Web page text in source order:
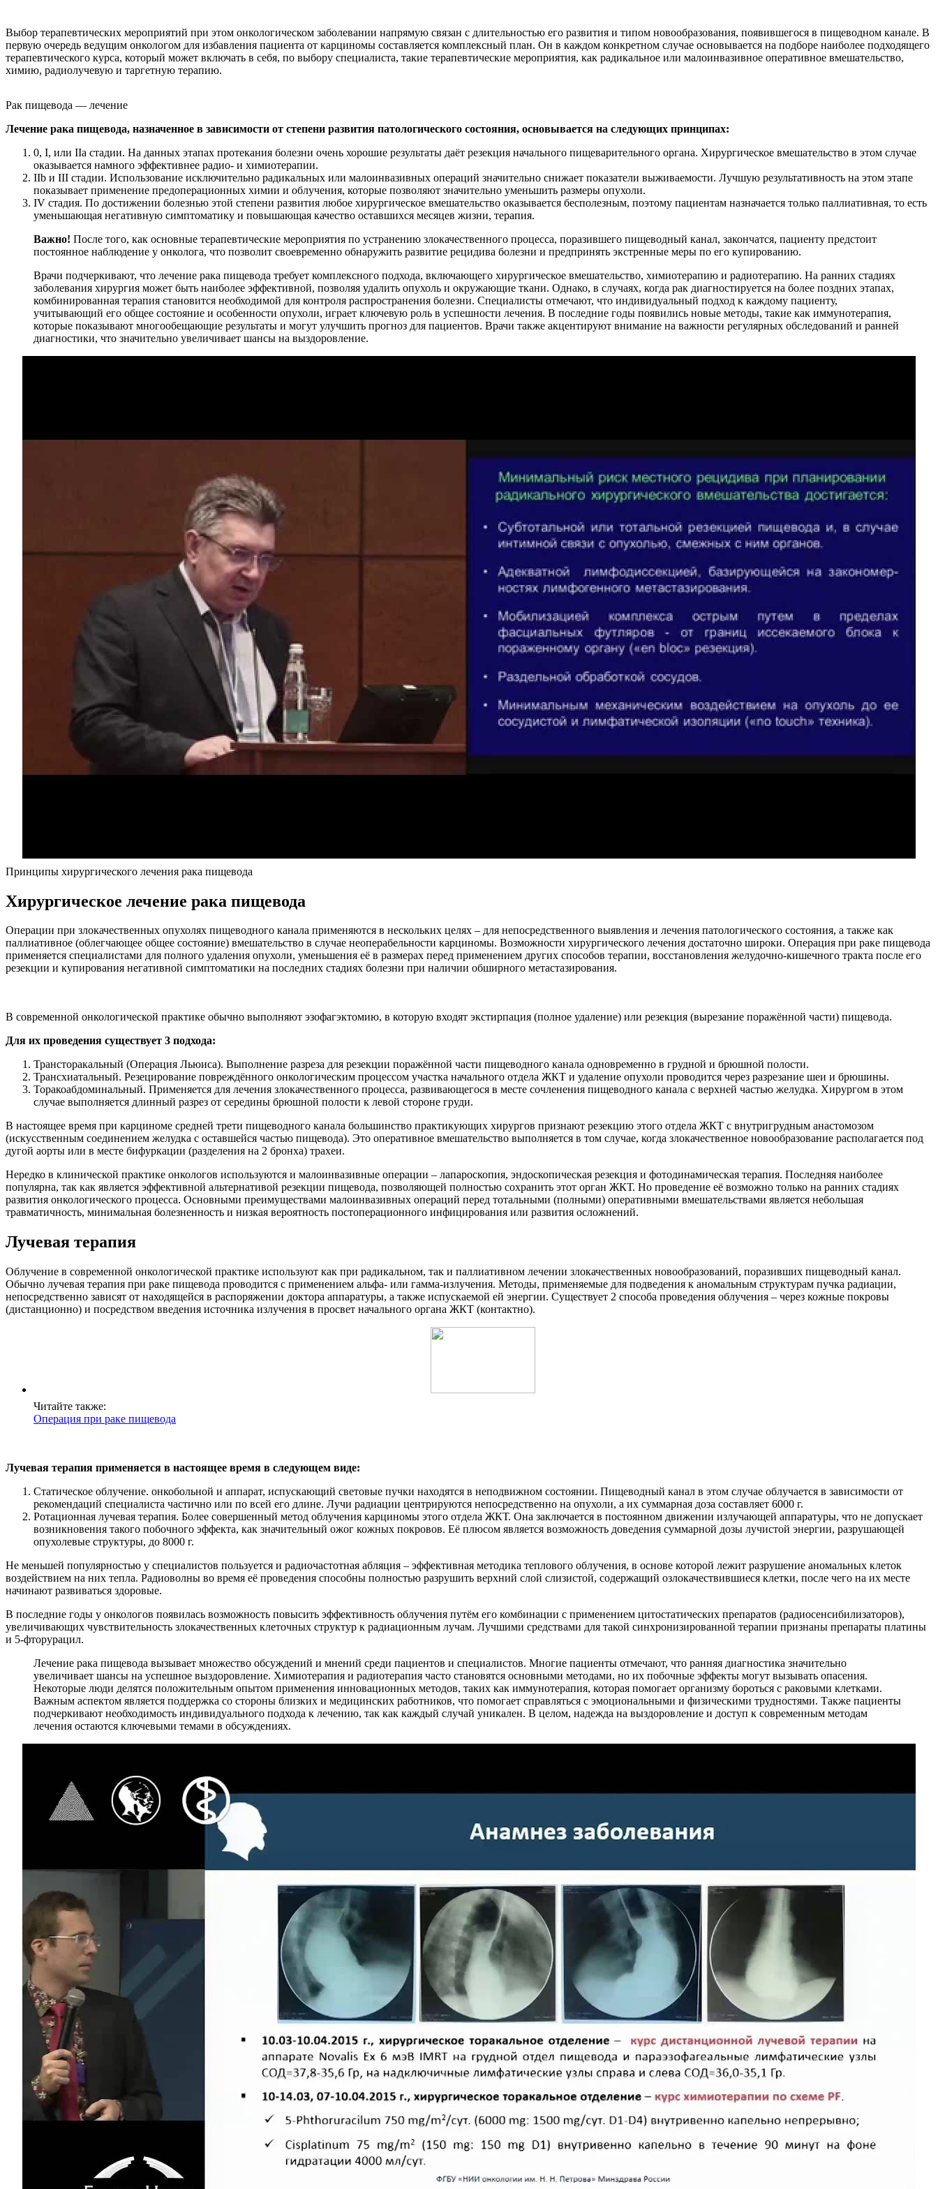
Выбор терапевтических мероприятий при этом онкологическом заболевании напрямую связан с длительностью его развития и типом новообразования, появившегося в пищеводном канале. В
первую очередь ведущим онкологом для избавления пациента от карциномы составляется комплексный план. Он в каждом конкретном случае основывается на подборе наиболее подходящего
терапевтического курса, который может включать в себя, по выбору специалиста, такие терапевтические мероприятия, как радикальное или малоинвазивное оперативное вмешательство,
химию, радиолучевую и таргетную терапию.
Рак пищевода — лечение
Лечение рака пищевода, назначенное в зависимости от степени развития патологического состояния, основывается на следующих принципах:
0, I, или IIa стадии. На данных этапах протекания болезни очень хорошие результаты даёт резекция начального пищеварительного органа. Хирургическое вмешательство в этом случае
оказывается намного эффективнее радио- и химиотерапии.
IIb и III стадии. Использование исключительно радикальных или малоинвазивных операций значительно снижает показатели выживаемости. Лучшую результативность на этом этапе
показывает применение предоперационных химии и облучения, которые позволяют значительно уменьшить размеры опухоли.
IV стадия. По достижении болезнью этой степени развития любое хирургическое вмешательство оказывается бесполезным, поэтому пациентам назначается только паллиативная, то есть
уменьшающая негативную симптоматику и повышающая качество оставшихся месяцев жизни, терапия.
Важно! После того, как основные терапевтические мероприятия по устранению злокачественного процесса, поразившего пищеводный канал, закончатся, пациенту предстоит
постоянное наблюдение у онколога, что позволит своевременно обнаружить развитие рецидива болезни и предпринять экстренные меры по его купированию.
Врачи подчеркивают, что лечение рака пищевода требует комплексного подхода, включающего хирургическое вмешательство, химиотерапию и радиотерапию. На ранних стадиях
заболевания хирургия может быть наиболее эффективной, позволяя удалить опухоль и окружающие ткани. Однако, в случаях, когда рак диагностируется на более поздних этапах,
комбинированная терапия становится необходимой для контроля распространения болезни. Специалисты отмечают, что индивидуальный подход к каждому пациенту,
учитывающий его общее состояние и особенности опухоли, играет ключевую роль в успешности лечения. В последние годы появились новые методы, такие как иммунотерапия,
которые показывают многообещающие результаты и могут улучшить прогноз для пациентов. Врачи также акцентируют внимание на важности регулярных обследований и ранней
диагностики, что значительно увеличивает шансы на выздоровление.
Принципы хирургического лечения рака пищевода
Хирургическое лечение рака пищевода
Операции при злокачественных опухолях пищеводного канала применяются в нескольких целях – для непосредственного выявления и лечения патологического состояния, а также как
паллиативное (облегчающее общее состояние) вмешательство в случае неоперабельности карциномы. Возможности хирургического лечения достаточно широки. Операция при раке пищевода
применяется специалистами для полного удаления опухоли, уменьшения её в размерах перед применением других способов терапии, восстановления желудочно-кишечного тракта после его
резекции и купирования негативной симптоматики на последних стадиях болезни при наличии обширного метастазирования.
В современной онкологической практике обычно выполняют эзофагэктомию, в которую входят экстирпация (полное удаление) или резекция (вырезание поражённой части) пищевода.
Для их проведения существует 3 подхода:
Трансторакальный (Операция Льюиса). Выполнение разреза для резекции поражённой части пищеводного канала одновременно в грудной и брюшной полости.
Трансхиатальный. Резецирование повреждённого онкологическим процессом участка начального отдела ЖКТ и удаление опухоли проводится через разрезание шеи и брюшины.
Торакоабдоминальный. Применяется для лечения злокачественного процесса, развивающегося в месте сочленения пищеводного канала с верхней частью желудка. Хирургом в этом
случае выполняется длинный разрез от середины брюшной полости к левой стороне груди.
В настоящее время при карциноме средней трети пищеводного канала большинство практикующих хирургов признают резекцию этого отдела ЖКТ с внутригрудным анастомозом
(искусственным соединением желудка с оставшейся частью пищевода). Это оперативное вмешательство выполняется в том случае, когда злокачественное новообразование располагается под
дугой аорты или в месте бифуркации (разделения на 2 бронха) трахеи.
Нередко в клинической практике онкологов используются и малоинвазивные операции – лапароскопия, эндоскопическая резекция и фотодинамическая терапия. Последняя наиболее
популярна, так как является эффективной альтернативой резекции пищевода, позволяющей полностью сохранить этот орган ЖКТ. Но проведение её возможно только на ранних стадиях
развития онкологического процесса. Основными преимуществами малоинвазивных операций перед тотальными (полными) оперативными вмешательствами является небольшая
травматичность, минимальная болезненность и низкая вероятность постоперационного инфицирования или развития осложнений.
Лучевая терапия
Облучение в современной онкологической практике используют как при радикальном, так и паллиативном лечении злокачественных новообразований, поразивших пищеводный канал.
Обычно лучевая терапия при раке пищевода проводится с применением альфа- или гамма-излучения. Методы, применяемые для подведения к аномальным структурам пучка радиации,
непосредственно зависят от находящейся в распоряжении доктора аппаратуры, а также испускаемой ей энергии. Существует 2 способа проведения облучения – через кожные покровы
(дистанционно) и посредством введения источника излучения в просвет начального органа ЖКТ (контактно).
Читайте также:
Операция при раке пищевода
Лучевая терапия применяется в настоящее время в следующем виде:
Статическое облучение. онкобольной и аппарат, испускающий световые пучки находятся в неподвижном состоянии. Пищеводный канал в этом случае облучается в зависимости от
рекомендаций специалиста частично или по всей его длине. Лучи радиации центрируются непосредственно на опухоли, а их суммарная доза составляет 6000 г.
Ротационная лучевая терапия. Более совершенный метод облучения карциномы этого отдела ЖКТ. Она заключается в постоянном движении излучающей аппаратуры, что не допускает
возникновения такого побочного эффекта, как значительный ожог кожных покровов. Её плюсом является возможность доведения суммарной дозы лучистой энергии, разрушающей
опухолевые структуры, до 8000 г.
Не меньшей популярностью у специалистов пользуется и радиочастотная абляция – эффективная методика теплового облучения, в основе которой лежит разрушение аномальных клеток
воздействием на них тепла. Радиоволны во время её проведения способны полностью разрушить верхний слой слизистой, содержащий озлокачествившиеся клетки, после чего на их месте
начинают развиваться здоровые.
В последние годы у онкологов появилась возможность повысить эффективность облучения путём его комбинации с применением цитостатических препаратов (радиосенсибилизаторов),
увеличивающих чувствительность злокачественных клеточных структур к радиационным лучам. Лучшими средствами для такой синхронизированной терапии признаны препараты платины
и 5-фторурацил.
Лечение рака пищевода вызывает множество обсуждений и мнений среди пациентов и специалистов. Многие пациенты отмечают, что ранняя диагностика значительно
увеличивает шансы на успешное выздоровление. Химиотерапия и радиотерапия часто становятся основными методами, но их побочные эффекты могут вызывать опасения.
Некоторые люди делятся положительным опытом применения инновационных методов, таких как иммунотерапия, которая помогает организму бороться с раковыми клетками.
Важным аспектом является поддержка со стороны близких и медицинских работников, что помогает справляться с эмоциональными и физическими трудностями. Также пациенты
подчеркивают необходимость индивидуального подхода к лечению, так как каждый случай уникален. В целом, надежда на выздоровление и доступ к современным методам
лечения остаются ключевыми темами в обсуждениях.